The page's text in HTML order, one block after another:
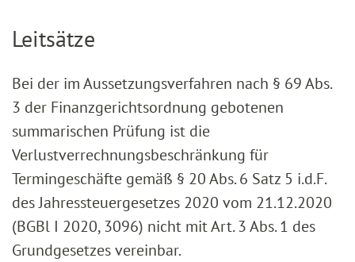
Leitsätze
Bei der im Aussetzungsverfahren nach § 69 Abs.
3 der Finanzgerichtsordnung gebotenen
summarischen Prüfung ist die
Verlustverrechnungsbeschränkung für
Termingeschäfte gemäß § 20 Abs. 6 Satz 5 i.d.F.
des Jahressteuergesetzes 2020 vom 21.12.2020
(BGBl I 2020, 3096) nicht mit Art. 3 Abs. 1 des
Grundgesetzes vereinbar.